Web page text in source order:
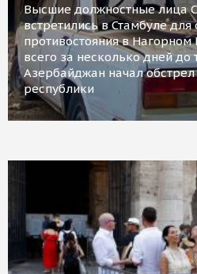
Высшие должностные лица
встретились в Стамбуле
противостояния в Нагорном
всего за несколько дней до
Азербайджан начал
республики